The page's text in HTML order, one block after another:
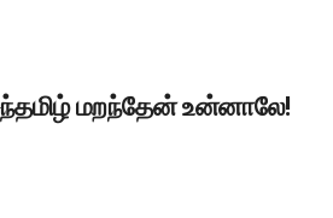
மறந்தேன் உன்னாலே!